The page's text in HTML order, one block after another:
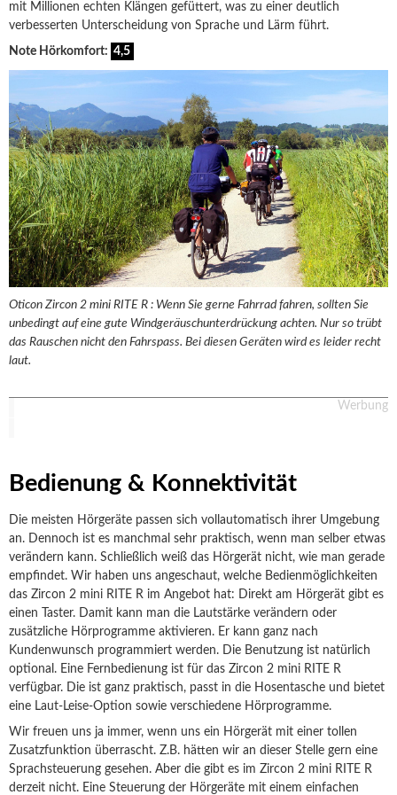
mit Millionen echten Klängen gefüttert, was zu einer deutlich
verbesserten Unterscheidung von Sprache und Lärm führt.
Note Hörkomfort: 4,5
Oticon Zircon 2 mini RITE R : Wenn Sie gerne Fahrrad fahren, sollten Sie
unbedingt auf eine gute Windgeräuschunterdrückung achten. Nur so trübt
das Rauschen nicht den Fahrspass. Bei diesen Geräten wird es leider recht
laut.
Werbung
Bedienung & Konnektivität
Die meisten Hörgeräte passen sich vollautomatisch ihrer Umgebung
an. Dennoch ist es manchmal sehr praktisch, wenn man selber etwas
verändern kann. Schließlich weiß das Hörgerät nicht, wie man gerade
empfindet. Wir haben uns angeschaut, welche Bedienmöglichkeiten
das Zircon 2 mini RITE R im Angebot hat: Direkt am Hörgerät gibt es
einen Taster. Damit kann man die Lautstärke verändern oder
zusätzliche Hörprogramme aktivieren. Er kann ganz nach
Kundenwunsch programmiert werden. Die Benutzung ist natürlich
optional. Eine Fernbedienung ist für das Zircon 2 mini RITE R
verfügbar. Die ist ganz praktisch, passt in die Hosentasche und bietet
eine Laut-Leise-Option sowie verschiedene Hörprogramme.
Wir freuen uns ja immer, wenn uns ein Hörgerät mit einer tollen
Zusatzfunktion überrascht. Z.B. hätten wir an dieser Stelle gern eine
Sprachsteuerung gesehen. Aber die gibt es im Zircon 2 mini RITE R
derzeit nicht. Eine Steuerung der Hörgeräte mit einem einfachen